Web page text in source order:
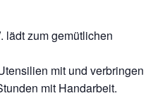
lädt zum gemütlichen
mit und verbringen
mit Handarbeit.